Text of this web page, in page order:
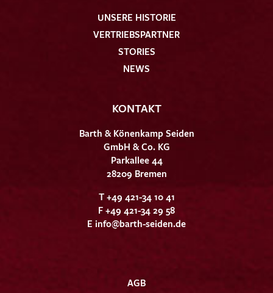
UNSERE HISTORIE
VERTRIEBSPARTNER
STORIES
NEWS
KONTAKT
Barth & Könenkamp Seiden
GmbH & Co. KG
Parkallee 44
28209 Bremen
T +49 421-34 10 41
F +49 421-34 29 58
E info@barth-seiden.de
AGB